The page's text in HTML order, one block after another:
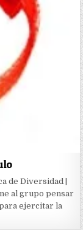
de Diversidad |
al grupo pensar
ejercitar la